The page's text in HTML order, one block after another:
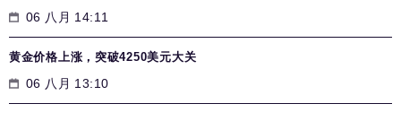
06 八月 14:11
黄金价格上涨，突破4250美元大关
06 八月 13:10